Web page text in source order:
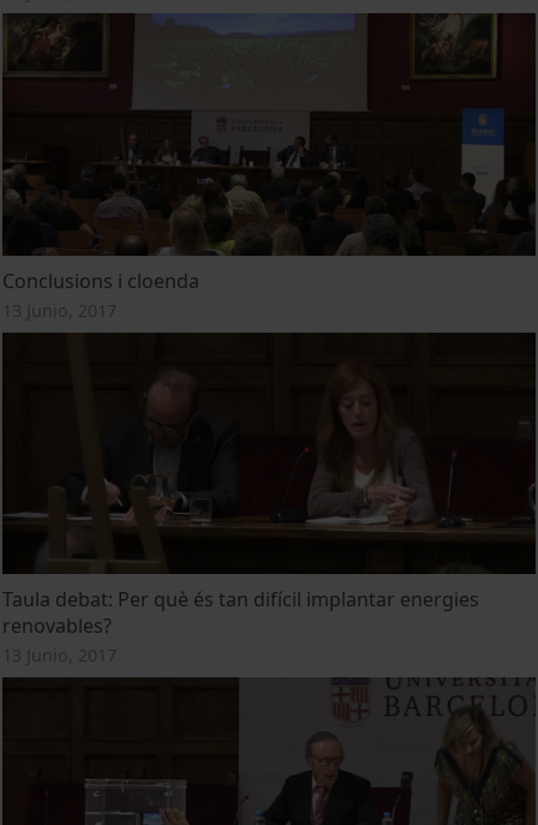
Conclusions i cloenda
13 Junio, 2017
Taula debat: Per què és tan difícil implantar energies
renovables?
13 Junio, 2017